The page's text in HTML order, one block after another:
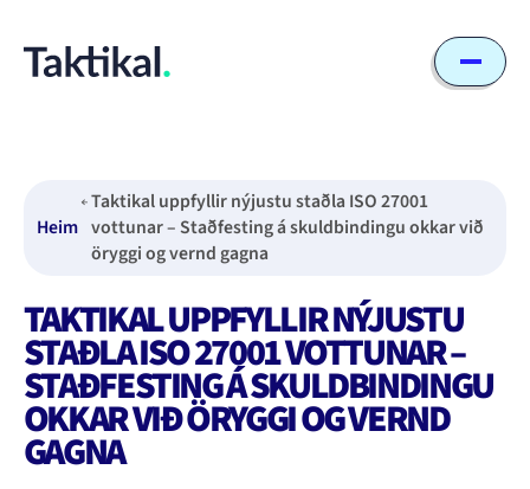
Heim
Taktikal uppfyllir nýjustu staðla ISO 27001
vottunar – Staðfesting á skuldbindingu okkar við
öryggi og vernd gagna
TAKTIKAL UPPFYLLIR NÝJUSTU
STAÐLA ISO 27001 VOTTUNAR –
STAÐFESTING Á SKULDBINDINGU
OKKAR VIÐ ÖRYGGI OG VERND
GAGNA